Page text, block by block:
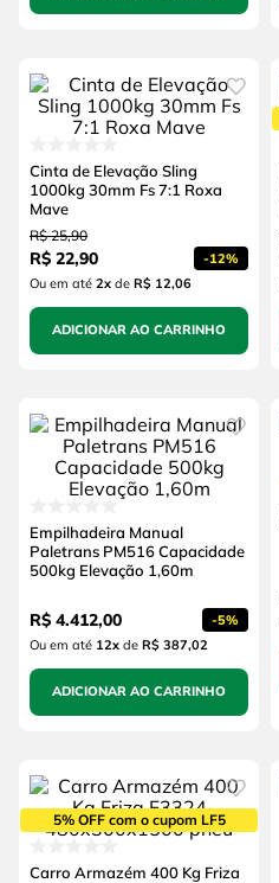
Cinta de Elevação Sling
1000kg 30mm Fs 7:1 Roxa
Mave
R$ 25,90
R$ 22,90 -12%
Ou em até 2xde R$ 12,06
ADICIONAR AO CARRINHO
Empilhadeira Manual
Paletrans PM516 Capacidade
500kg Elevação 1,60m
R$ 4.412,00 -5%
Ou em até 12xde R$ 387,02
ADICIONAR AO CARRINHO
5% OFF com o cupom LF5
Carro Armazém 400 Kg Friza